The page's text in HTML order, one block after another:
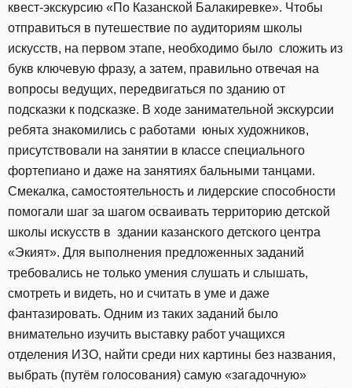
квест-экскурсию «По Казанской Балакиревке». Чтобы
отправиться в путешествие по аудиториям школы
искусств, на первом этапе, необходимо было сложить из
букв ключевую фразу, а затем, правильно отвечая на
вопросы ведущих, передвигаться по зданию от
подсказки к подсказке. В ходе занимательной экскурсии
ребята знакомились с работами юных художников,
присутствовали на занятии в классе специального
фортепиано и даже на занятиях бальными танцами.
Смекалка, самостоятельность и лидерские способности
помогали шаг за шагом осваивать территорию детской
школы искусств в здании казанского детского центра
«Экият». Для выполнения предложенных заданий
требовались не только умения слушать и слышать,
смотреть и видеть, но и считать в уме и даже
фантазировать. Одним из таких заданий было
внимательно изучить выставку работ учащихся
отделения ИЗО, найти среди них картины без названия,
выбрать (путём голосования) самую «загадочную»